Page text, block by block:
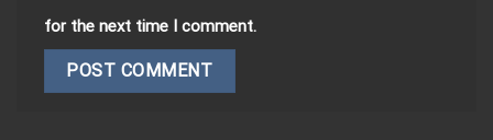
for the next time I comment.